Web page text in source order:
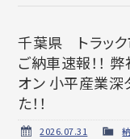
千葉県 トラック
ご納車速報！！
オン 小平産業深
た！！
2026.07.31